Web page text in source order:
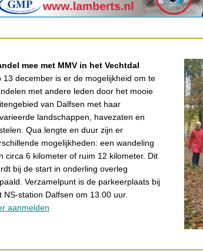
mee met MMV in het Vechtdal
13 december is er de mogelijkheid om te
met andere leden door het mooie
van Dalfsen met haar
landschappen, havezaten en
Qua lengte en duur zijn er
mogelijkheden: een wandeling
circa 6 kilometer of ruim 12 kilometer. Dit
bij de start in onderling overleg
Verzamelpunt is de parkeerplaats bij
NS-station Dalfsen om 13.00 uur.
aanmelden